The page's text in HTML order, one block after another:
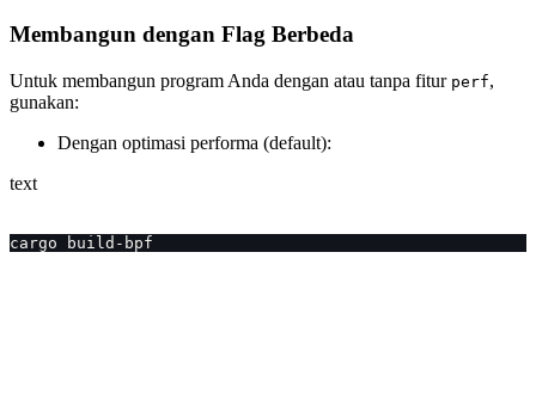
Membangun dengan Flag Berbeda
Untuk membangun program Anda dengan atau tanpa fitur perf,
gunakan:
Dengan optimasi performa (default):
text
cargo build-bpf